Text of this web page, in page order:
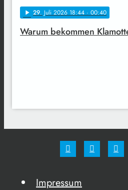
play_arrow 29. Juli 2026 18:44 · 00:40
Warum bekommen
Impressum